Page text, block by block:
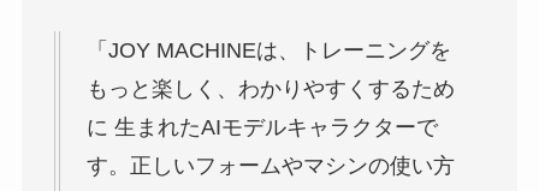
「JOY MACHINEは、トレーニングを
もっと楽しく、わかりやすくするため
に 生まれたAIモデルキャラクターで
す。正しいフォームやマシンの使い方